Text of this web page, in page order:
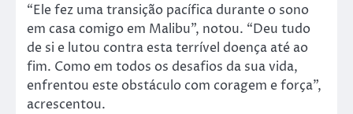
“Ele fez uma transição pacífica durante o sono
em casa comigo em Malibu”, notou. “Deu tudo
de si e lutou contra esta terrível doença até ao
fim. Como em todos os desafios da sua vida,
enfrentou este obstáculo com coragem e força”,
acrescentou.